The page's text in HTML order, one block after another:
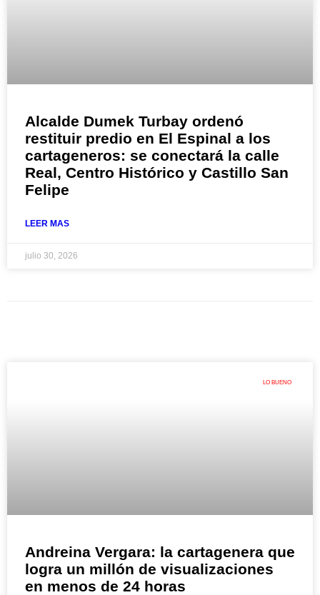
Alcalde Dumek Turbay ordenó
restituir predio en El Espinal a los
cartageneros: se conectará la calle
Real, Centro Histórico y Castillo San
Felipe
LEER MAS
julio 30, 2026
LO BUENO
Andreina Vergara: la cartagenera que
logra un millón de visualizaciones
en menos de 24 horas